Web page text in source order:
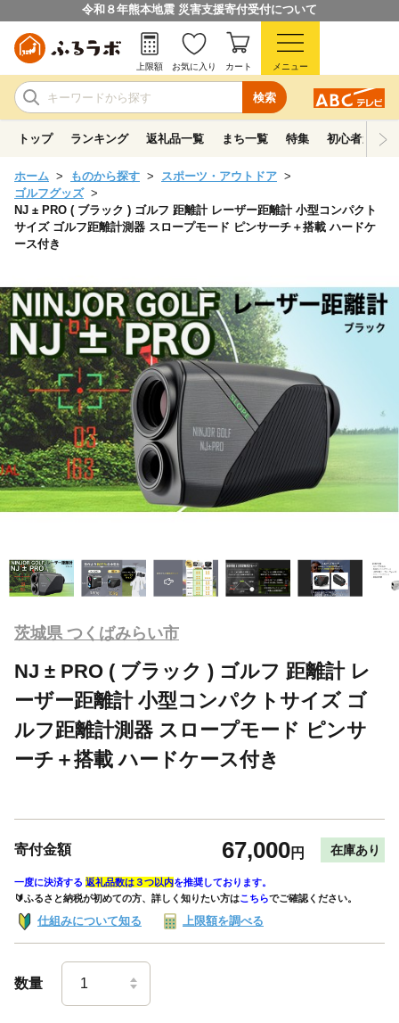
令和８年熊本地震 災害支援寄付受付について
検索
上限額 お気に入り カート メニュー
トップ ランキング 返礼品一覧 まち一覧 特集 初心者ガイド
ホーム ものから探す
スポーツ・アウトドア
ゴルフグッズ
NJ ± PRO ( ブラック ) ゴルフ 距離計 レーザー距離計 小型コンパクト
サイズ ゴルフ距離計測器 スロープモード ピンサーチ＋搭載 ハードケ
ース付き
茨城県 つくばみらい市
NJ ± PRO ( ブラック ) ゴルフ 距離計 レ
ーザー距離計 小型コンパクトサイズ ゴ
ルフ距離計測器 スロープモード ピンサ
ーチ＋搭載 ハードケース付き
寄付金額 67,000円 在庫あり
一度に決済する 返礼品数は３つ以内を推奨しております。
🔰ふるさと納税が初めての方、詳しく知りたい方はこちらでご確認ください。
仕組みについて知る 上限額を調べる
数量